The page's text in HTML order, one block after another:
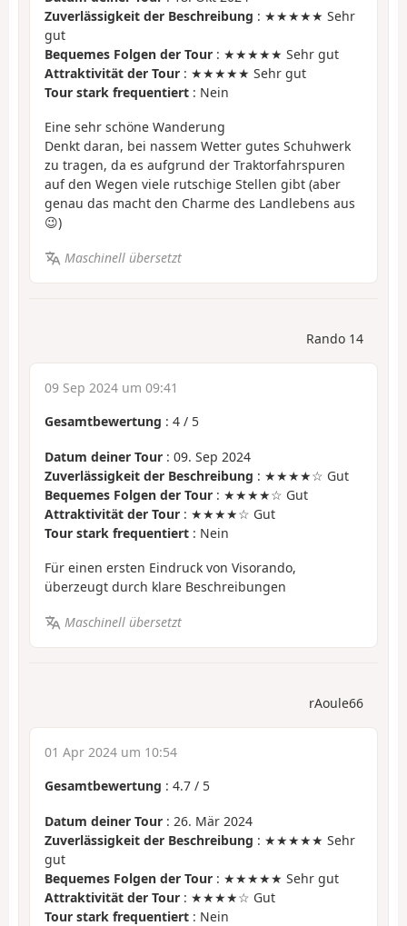
Zuverlässigkeit der Beschreibung : ★★★★★ Sehr
gut
Bequemes Folgen der Tour : ★★★★★ Sehr gut
Attraktivität der Tour : ★★★★★ Sehr gut
Tour stark frequentiert : Nein
Eine sehr schöne Wanderung
Denkt daran, bei nassem Wetter gutes Schuhwerk
zu tragen, da es aufgrund der Traktorfahrspuren
auf den Wegen viele rutschige Stellen gibt (aber
genau das macht den Charme des Landlebens aus
😉)
Maschinell übersetzt
Rando 14
09 Sep 2024 um 09:41
Gesamtbewertung : 4 / 5
Datum deiner Tour : 09. Sep 2024
Zuverlässigkeit der Beschreibung : ★★★★☆ Gut
Bequemes Folgen der Tour : ★★★★☆ Gut
Attraktivität der Tour : ★★★★☆ Gut
Tour stark frequentiert : Nein
Für einen ersten Eindruck von Visorando,
überzeugt durch klare Beschreibungen
Maschinell übersetzt
rAoule66
01 Apr 2024 um 10:54
Gesamtbewertung : 4.7 / 5
Datum deiner Tour : 26. Mär 2024
Zuverlässigkeit der Beschreibung : ★★★★★ Sehr
gut
Bequemes Folgen der Tour : ★★★★★ Sehr gut
Attraktivität der Tour : ★★★★☆ Gut
Tour stark frequentiert : Nein